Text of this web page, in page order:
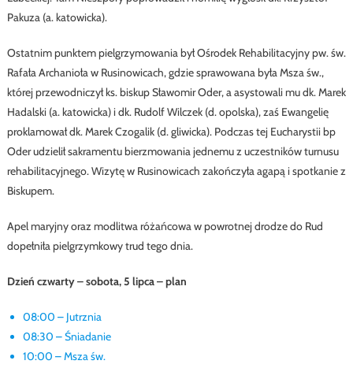
Pakuza (a. katowicka).
Ostatnim punktem pielgrzymowania był Ośrodek Rehabilitacyjny pw. św.
Rafała Archanioła w Rusinowicach, gdzie sprawowana była Msza św.,
której przewodniczył ks. biskup Sławomir Oder, a asystowali mu dk. Marek
Hadalski (a. katowicka) i dk. Rudolf Wilczek (d. opolska), zaś Ewangelię
proklamował dk. Marek Czogalik (d. gliwicka). Podczas tej Eucharystii bp
Oder udzielił sakramentu bierzmowania jednemu z uczestników turnusu
rehabilitacyjnego. Wizytę w Rusinowicach zakończyła agapą i spotkanie z
Biskupem.
Apel maryjny oraz modlitwa różańcowa w powrotnej drodze do Rud
dopełniła pielgrzymkowy trud tego dnia.
Dzień czwarty – sobota, 5 lipca – plan
08:00 – Jutrznia
08:30 – Śniadanie
10:00 – Msza św.